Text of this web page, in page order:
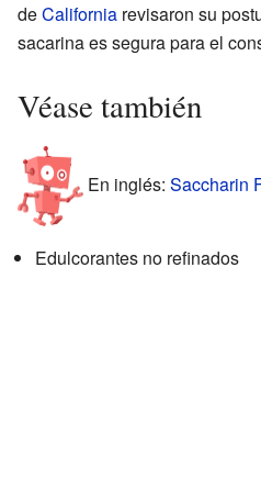
deCalifornia revisaron su
sacarina es segura para el
Véase también
En inglés: Saccharin
Edulcorantes no refinados